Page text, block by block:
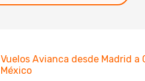
Vuelos Avianca desde Madrid a
México